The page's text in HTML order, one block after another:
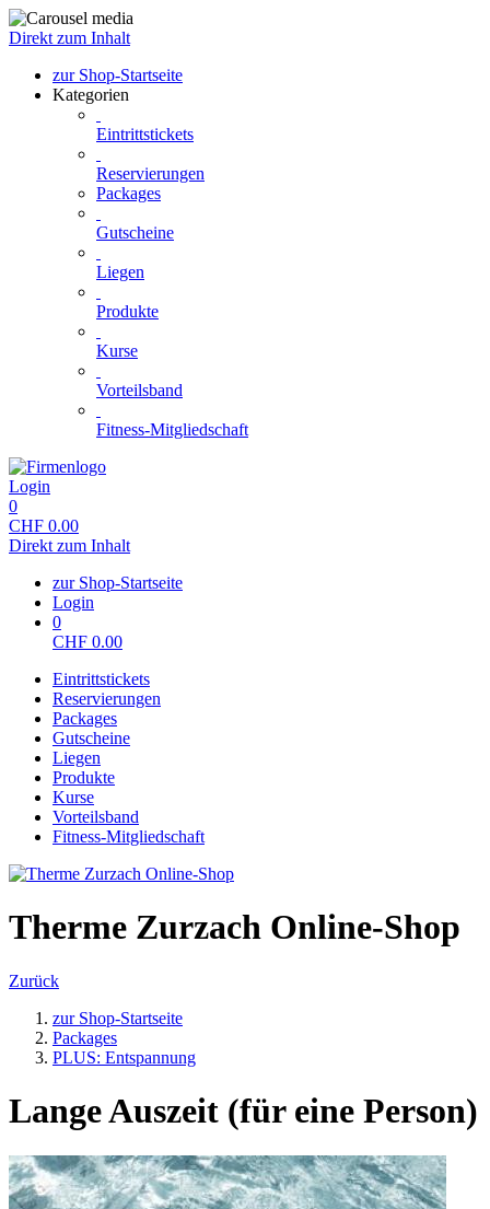
Direkt zum Inhalt
zur Shop-Startseite
Kategorien
Eintrittstickets
Reservierungen
Packages
Gutscheine
Liegen
Produkte
Kurse
Vorteilsband
Fitness-Mitgliedschaft
Login
0
CHF 0.00
Direkt zum Inhalt
zur Shop-Startseite
Login
0
CHF 0.00
Eintrittstickets
Reservierungen
Packages
Gutscheine
Liegen
Produkte
Kurse
Vorteilsband
Fitness-Mitgliedschaft
Therme Zurzach Online-Shop
Zurück
zur Shop-Startseite
Packages
PLUS: Entspannung
Lange Auszeit (für eine Person)